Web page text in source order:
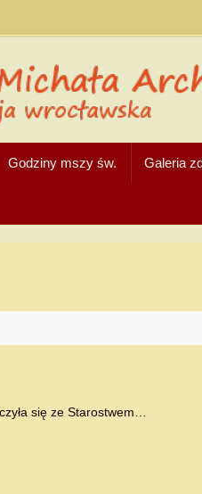
Godziny mszy św. Galeria
się ze Starostwem…